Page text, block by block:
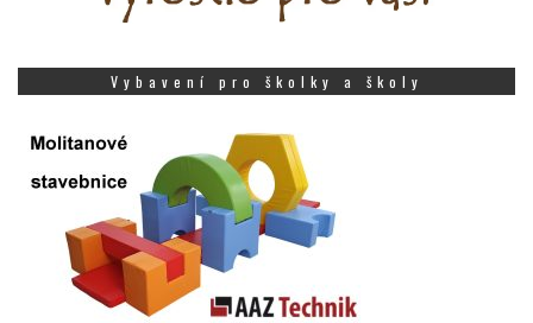
Vybavení pro školky a školy